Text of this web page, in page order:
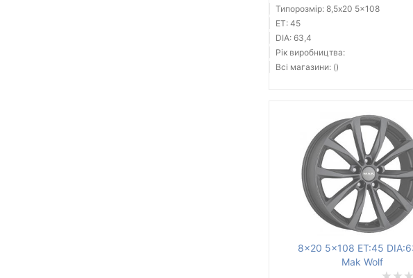
Типорозмір: 8,5x20 5x108
ET: 45
DIA: 63,4
Рік виробництва:
Всі магазини: ()
8x20 5x108 ET:45
Mak Wolf